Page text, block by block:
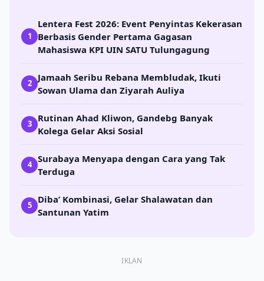
1
Lentera Fest 2026: Event Penyintas Kekerasan
Berbasis Gender Pertama Gagasan
Mahasiswa KPI UIN SATU Tulungagung
2
Jamaah Seribu Rebana Membludak, Ikuti
Sowan Ulama dan Ziyarah Auliya
3
Rutinan Ahad Kliwon, Gandebg Banyak
Kolega Gelar Aksi Sosial
4
Surabaya Menyapa dengan Cara yang Tak
Terduga
5
Diba’ Kombinasi, Gelar Shalawatan dan
Santunan Yatim
IKLAN